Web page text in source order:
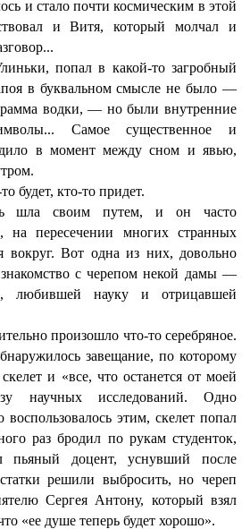
и стало почти космическим в этой
и Витя, который молчал и
попал в какой-то загробный
в буквальном смысле не было —
водки, — но были внутренние
Самое существенное и
в момент между сном и явью,
будет, кто-то придет.
шла своим путем, и он часто
на пересечении многих странных
вокруг. Вот одна из них, довольно
знакомство с черепом некой дамы —
любившей науку и отрицавшей
произошло что-то серебряное.
завещание, по которому
и «все, что останется от моей
научных исследований. Одно
этим, скелет попал
раз бродил по рукам студенток,
пьяный доцент, уснувший после
решили выбросить, но череп
Сергея Антону, который взял
«ее душе теперь будет хорошо».